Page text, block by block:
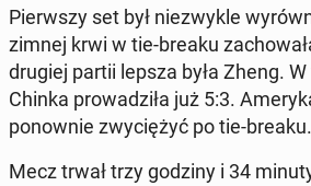
Pierw­szy set był nie­zwy­kle
zimnej krwi w tie-breaku
drugiej partii lepsza była Zheng.
Chinka pro­wa­dzi­ła już 5:3.
po­now­nie zwy­cię­żyć po tie-breaku.
Mecz trwał trzy godziny i 34